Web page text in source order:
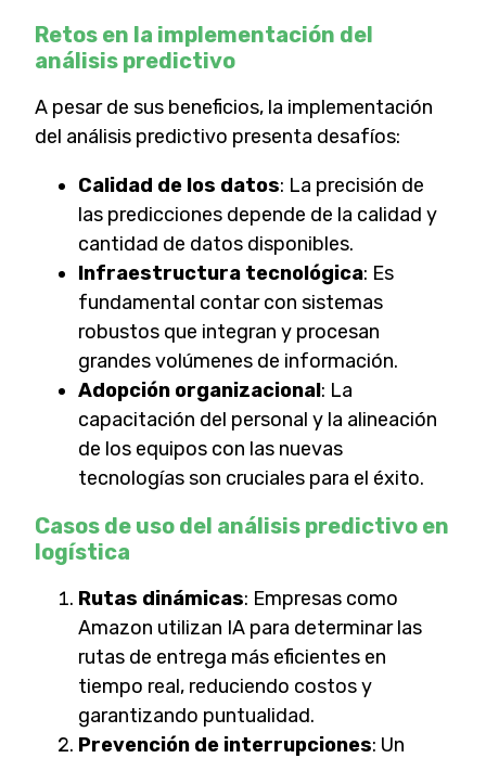
Retos en la implementación del
análisis predictivo
A pesar de sus beneficios, la implementación
del análisis predictivo presenta desafíos:
Calidad de los datos: La precisión de
las predicciones depende de la calidad y
cantidad de datos disponibles.
Infraestructura tecnológica: Es
fundamental contar con sistemas
robustos que integran y procesan
grandes volúmenes de información.
Adopción organizacional: La
capacitación del personal y la alineación
de los equipos con las nuevas
tecnologías son cruciales para el éxito.
Casos de uso del análisis predictivo en
logística
Rutas dinámicas: Empresas como
Amazon utilizan IA para determinar las
rutas de entrega más eficientes en
tiempo real, reduciendo costos y
garantizando puntualidad.
Prevención de interrupciones: Un